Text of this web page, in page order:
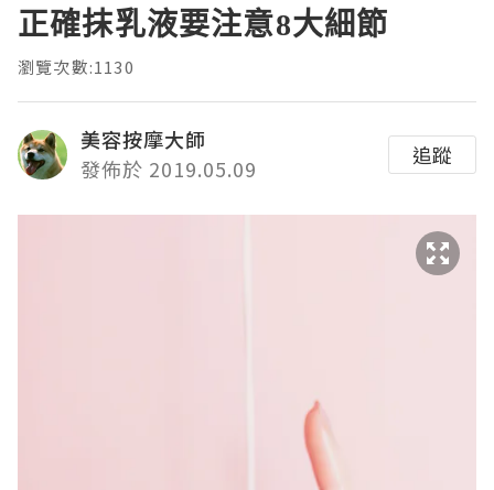
正確抹乳液要注意8大細節
瀏覽次數:1130
美容按摩大師
發佈於 2019.05.09
追蹤